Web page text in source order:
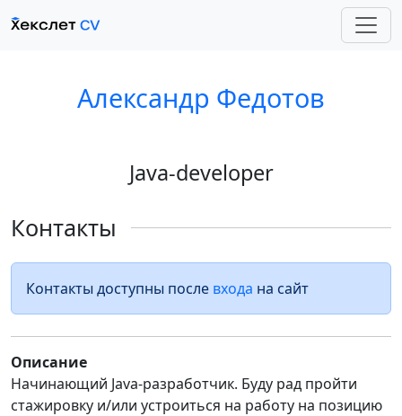
Александр Федотов
Java-developer
Контакты
Контакты доступны после входа на сайт
Описание
Начинающий Java-разработчик. Буду рад пройти
стажировку и/или устроиться на работу на позицию